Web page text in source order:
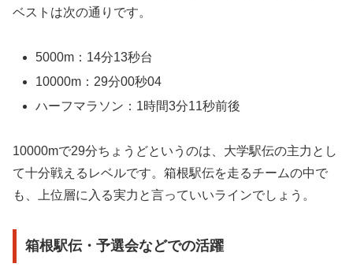
ベストは次の通りです。
5000m：14分13秒台
10000m：29分00秒04
ハーフマラソン：1時間3分11秒前後
10000mで29分ちょうどというのは、大学駅伝の主力とし
て十分戦えるレベルです。箱根駅伝を走るチームの中で
も、上位層に入る実力と言っていいラインでしょう。
箱根駅伝・予選会などでの活躍